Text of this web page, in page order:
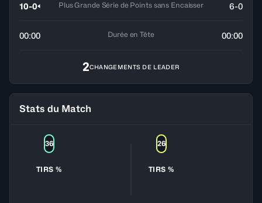
10-0 Plus Grande Série de Points sans Encaisser 6-0
00:00 Durée en Tête 00:00
2CHANGEMENTS DE LEADER
Stats du Match
TIRS %
36
TIRS %
26